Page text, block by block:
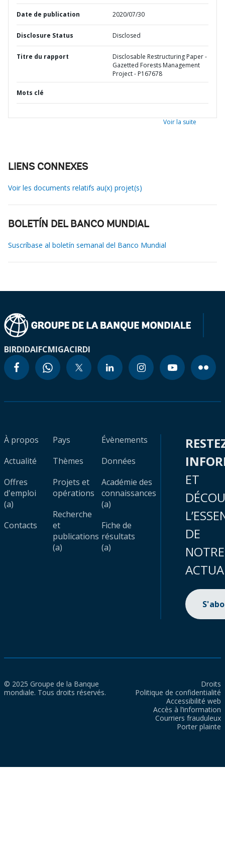
Date de publication 2020/07/30
Disclosure Status Disclosed
Titre du rapport
Disclosable Restructuring Paper -
Gazetted Forests Management
Project - P167678
Mots clé
Voir la suite
LIENS CONNEXES
Voir les documents relatifs au(x) projet(s)
BOLETÍN DEL BANCO MUNDIAL
Suscríbase al boletín semanal del Banco Mundial
BIRDIDAIFCMIGACIRDI
À propos
Actualité
Offres
d'emploi
(a)
Contacts
Pays
Thèmes
Projets et
opérations
Recherche
et
publications
(a)
Évènements
Données
Académie des
connaissances
(a)
Fiche de
résultats
(a)
ET
DE
NOTRE
© 2025 Groupe de la Banque
mondiale. Tous droits réservés.
Droits
Politique de confidentialité
Accessibilité web
Accès à l’information
Courriers frauduleux
Porter plainte